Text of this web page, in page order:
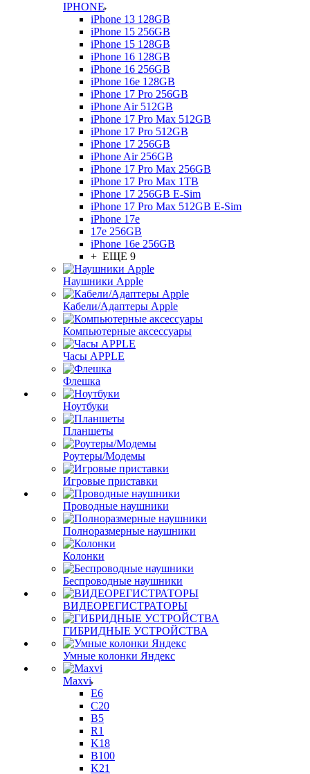
IPHONE
iPhone 13 128GB
iPhone 15 256GB
iPhone 15 128GB
iPhone 16 128GB
iPhone 16 256GB
iPhone 16e 128GB
iPhone 17 Pro 256GB
iPhone Air 512GB
iPhone 17 Pro Max 512GB
iPhone 17 Pro 512GB
iPhone 17 256GB
iPhone Air 256GB
iPhone 17 Pro Max 256GB
iPhone 17 Pro Max 1TB
iPhone 17 256GB E-Sim
iPhone 17 Pro Max 512GB E-Sim
iPhone 17e
17e 256GB
iPhone 16e 256GB
+ ЕЩЕ 9
Наушники Apple
Кабели/Адаптеры Apple
Компьютерные аксессуары
Часы APPLE
Флешка
Ноутбуки
Планшеты
Роутеры/Модемы
Игровые приставки
Проводные наушники
Полноразмерные наушники
Колонки
Беспроводные наушники
ВИДЕОРЕГИСТРАТОРЫ
ГИБРИДНЫЕ УСТРОЙСТВА
Умные колонки Яндекс
Maxvi
E6
C20
B5
R1
K18
B100
K21